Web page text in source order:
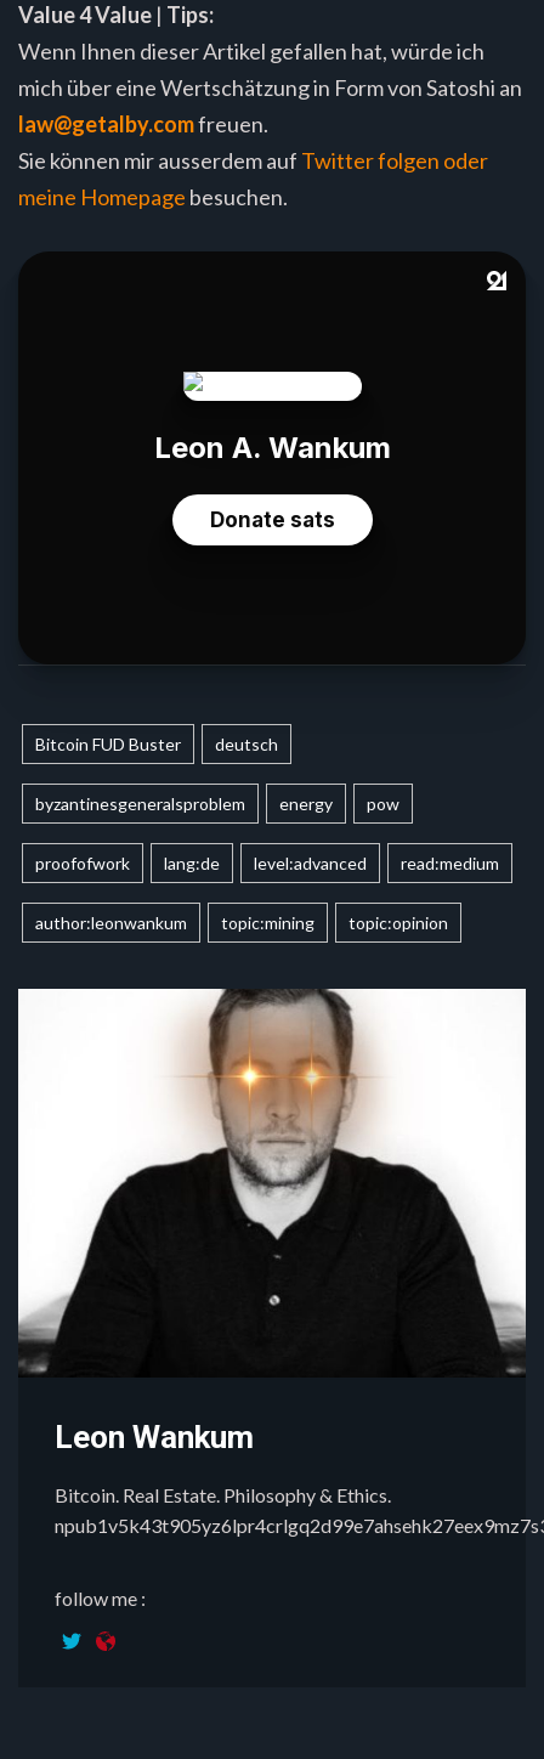
Value 4 Value | Tips:
Wenn Ihnen dieser Artikel gefallen hat, würde ich
mich über eine Wertschätzung in Form von Satoshi an
law@getalby.comfreuen.
Sie können mir ausserdem auf Twitter folgen oder
meine Homepage besuchen.
Bitcoin FUD Buster deutsch
byzantinesgeneralsproblem energy pow
proofofwork lang:de level:advanced read:medium
author:leonwankum topic:mining topic:opinion
Leon Wankum
Bitcoin. Real Estate. Philosophy & Ethics.
follow me :